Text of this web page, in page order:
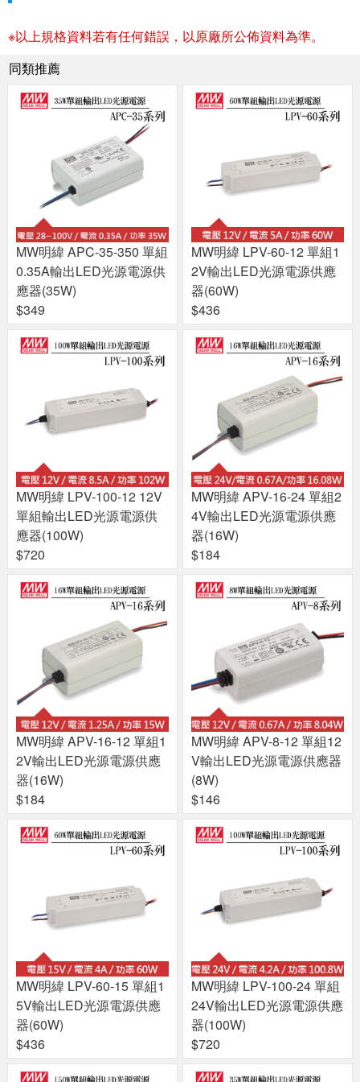
※以上規格資料若有任何錯誤，以原廠所公佈資料為準。
同類推薦
MW明緯 APC-35-350 單組
0.35A輸出LED光源電源供
應器(35W)
$349
MW明緯 LPV-60-12 單組1
2V輸出LED光源電源供應
器(60W)
$436
MW明緯 LPV-100-12 12V
單組輸出LED光源電源供
應器(100W)
$720
MW明緯 APV-16-24 單組2
4V輸出LED光源電源供應
器(16W)
$184
MW明緯 APV-16-12 單組1
2V輸出LED光源電源供應
器(16W)
$184
MW明緯 APV-8-12 單組12
V輸出LED光源電源供應器
(8W)
$146
MW明緯 LPV-60-15 單組1
5V輸出LED光源電源供應
器(60W)
$436
MW明緯 LPV-100-24 單組
24V輸出LED光源電源供應
器(100W)
$720